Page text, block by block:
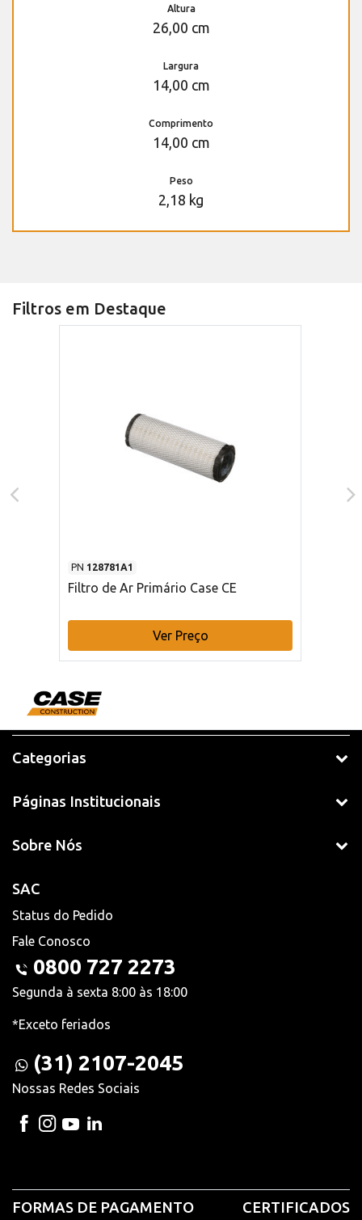
Altura
26,00 cm
Largura
14,00 cm
Comprimento
14,00 cm
Peso
2,18 kg
Filtros em Destaque
PN 128781A1
Filtro de Ar Primário Case CE
Ver Preço
Categorias
Páginas Institucionais
Sobre Nós
SAC
Status do Pedido
Fale Conosco
0800 727 2273
Segunda à sexta 8:00 às 18:00
*Exceto feriados
(31) 2107-2045
Nossas Redes Sociais
FORMAS DE PAGAMENTO CERTIFICADOS